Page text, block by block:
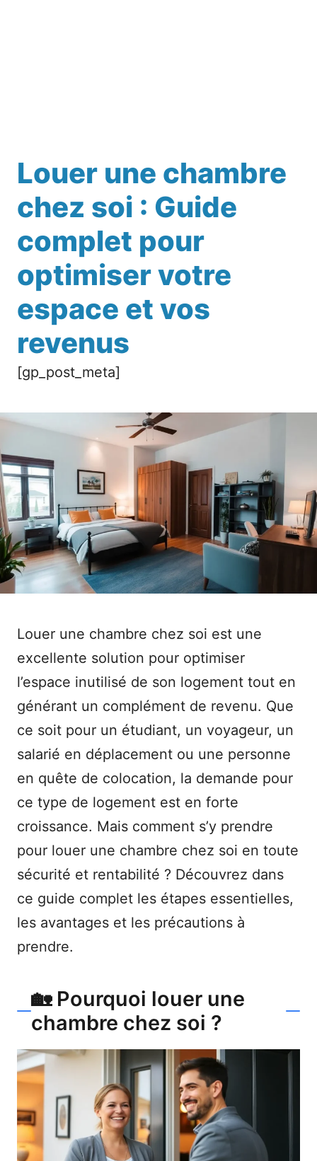
Louer une chambre
chez soi : Guide
complet pour
optimiser votre
espace et vos
revenus
[gp_post_meta]
Louer une chambre chez soi est une
excellente solution pour optimiser
l’espace inutilisé de son logement tout en
générant un complément de revenu. Que
ce soit pour un étudiant, un voyageur, un
salarié en déplacement ou une personne
en quête de colocation, la demande pour
ce type de logement est en forte
croissance. Mais comment s’y prendre
pour louer une chambre chez soi en toute
sécurité et rentabilité ? Découvrez dans
ce guide complet les étapes essentielles,
les avantages et les précautions à
prendre.
🏡 Pourquoi louer une
chambre chez soi ?